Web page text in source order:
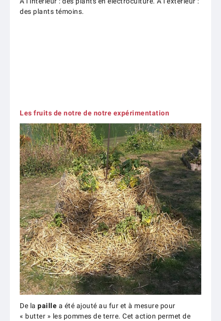
des plants témoins.
Les fruits de notre de notre expérimentation
De la paille a été ajouté au fur et à mesure pour
« butter » les pommes de terre. Cet action permet de